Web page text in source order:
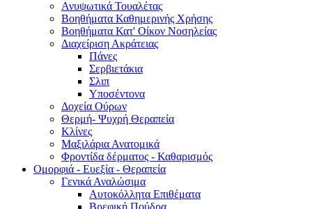
Ανυψωτικά Τουαλέτας
Βοηθήματα Καθημερινής Χρήσης
Βοηθήματα Κατ' Οίκον Νοσηλείας
Διαχείριση Ακράτειας
Πάνες
Σερβιετάκια
Σλιπ
Υποσέντονα
Δοχεία Ούρων
Θερμή- Ψυχρή Θεραπεία
Κλίνες
Μαξιλάρια Ανατομικά
Φροντίδα δέρματος - Καθαρισμός
Ομορφιά - Ευεξία - Θεραπεία
Γενικά Αναλώσιμα
Αυτοκόλλητα Επιθέματα